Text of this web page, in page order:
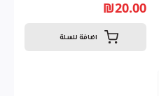
₪20.00
اضافة للسلة